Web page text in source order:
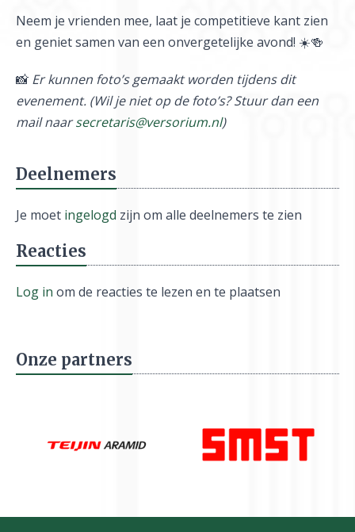
Neem je vrienden mee, laat je competitieve kant zien
en geniet samen van een onvergetelijke avond! ☀️🍻
📸 Er kunnen foto’s gemaakt worden tijdens dit
evenement. (Wil je niet op de foto’s? Stuur dan een
mail naarsecretaris@versorium.nl)
Deelnemers
Je moet ingelogd zijn om alle deelnemers te zien
Reacties
Log in om de reacties te lezen en te plaatsen
Onze partners